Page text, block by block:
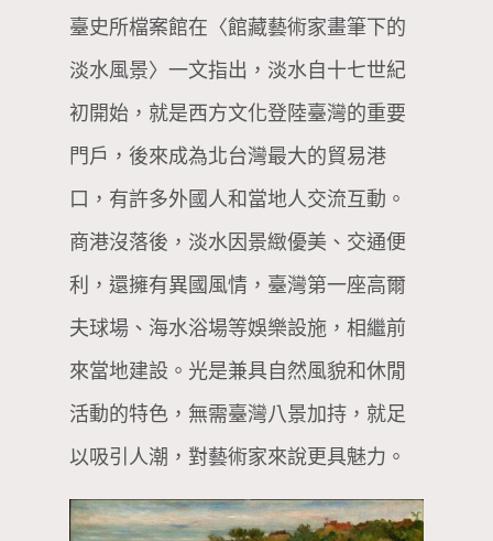
臺史所檔案館在〈館藏藝術家畫筆下的
淡水風景〉一文指出，淡水自十七世紀
初開始，就是西方文化登陸臺灣的重要
門戶，後來成為北台灣最大的貿易港
口，有許多外國人和當地人交流互動。
商港沒落後，淡水因景緻優美、交通便
利，還擁有異國風情，臺灣第一座高爾
夫球場、海水浴場等娛樂設施，相繼前
來當地建設。光是兼具自然風貌和休閒
活動的特色，無需臺灣八景加持，就足
以吸引人潮，對藝術家來說更具魅力。